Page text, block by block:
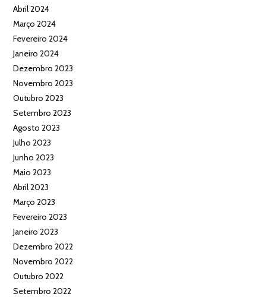
Abril 2024
Março 2024
Fevereiro 2024
Janeiro 2024
Dezembro 2023
Novembro 2023
Outubro 2023
Setembro 2023
Agosto 2023
Julho 2023
Junho 2023
Maio 2023
Abril 2023
Março 2023
Fevereiro 2023
Janeiro 2023
Dezembro 2022
Novembro 2022
Outubro 2022
Setembro 2022